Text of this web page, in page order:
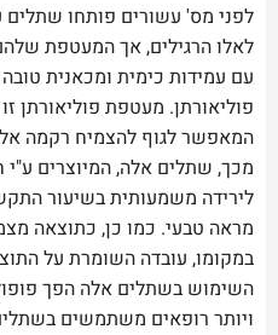
לפני מס' עשורים פותחו שתלים
לאלו הרגילים, אך המעטפת
עם עמידות כימית ומכאנית
פוליאורתן. מעטפת פוליאורתן
המאפשר לגוף להצמיח רקמה
לירידה משמעותית בשיעור
מראה טבעי. כמו כן, כתוצאה
במקומו, עובדה השומרת על
השימוש בשתלים אלה הפך
ויותר רופאים משתמשים